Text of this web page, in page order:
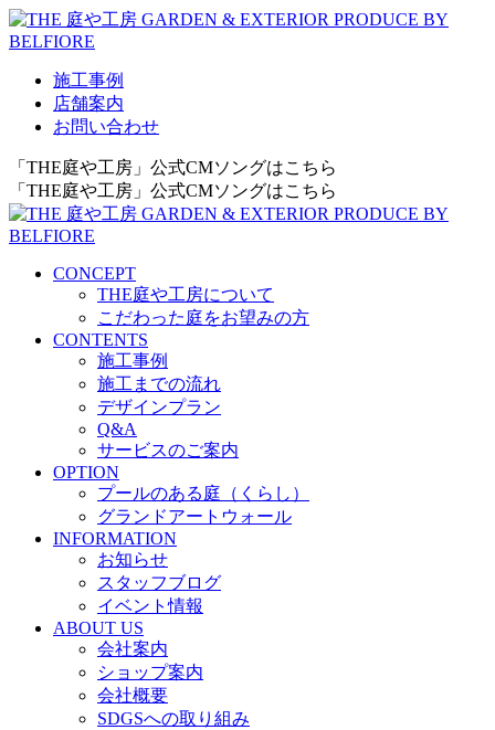
施工事例
店舗案内
お問い合わせ
「THE庭や工房」公式CMソングはこちら
「THE庭や工房」公式CMソングはこちら
CONCEPT
THE庭や工房について
こだわった庭をお望みの方
CONTENTS
施工事例
施工までの流れ
デザインプラン
Q&A
サービスのご案内
OPTION
プールのある庭（くらし）
グランドアートウォール
INFORMATION
お知らせ
スタッフブログ
イベント情報
ABOUT US
会社案内
ショップ案内
会社概要
SDGSへの取り組み